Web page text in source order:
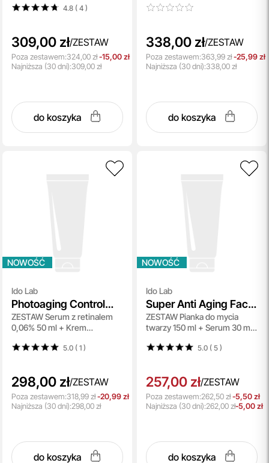
antycellulitowy 400 ml
4.8 ( 4)
309,00 zł/ZESTAW
Poza zestawem:324,00 zł-15,00 zł
Najniższa (30 dni):309,00 zł
do koszyka
50+ 50 ml
338,00 zł/ZESTAW
Poza zestawem:363,99 zł-25,99 zł
Najniższa (30 dni):338,00 zł
do koszyka
NOWOŚĆ
Ido Lab
Photoaging Control
Set
ZESTAW Serum z retinalem
0,06% 50 ml + Krem
przeciwzmarszczkowy SPF
5.0 ( 1)
298,00 zł/ZESTAW
Poza zestawem:318,99 zł-20,99 zł
Najniższa (30 dni):298,00 zł
do koszyka
NOWOŚĆ
Ido Lab
Super Anti Aging Face
Set
ZESTAW Pianka do mycia
twarzy 150 ml + Serum 30 ml
5.0 ( 5)
257,00 zł/ZESTAW
Poza zestawem:262,50 zł-5,50 zł
Najniższa (30 dni):262,00 zł-5,00 zł
do koszyka